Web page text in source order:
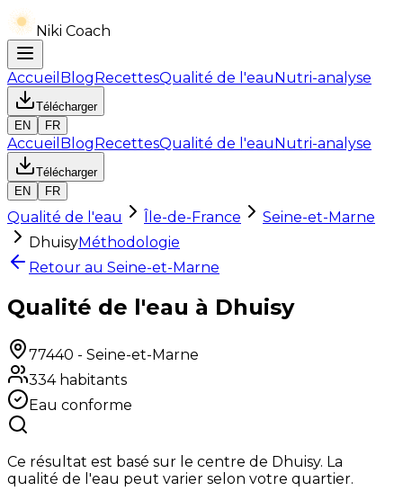
Niki Coach
Accueil BlogRecettesQualité de l'eauNutri-analyse
Télécharger
EN
FR
Accueil BlogRecettesQualité de l'eauNutri-analyse
Télécharger
EN
FR
Qualité de l'eau Île-de-France
Seine-et-Marne
DhuisyMéthodologie
Retour au Seine-et-Marne
Qualité de l'eau à Dhuisy
77440 - Seine-et-Marne
334habitants
Eau conforme
Ce résultat est basé sur le centre de Dhuisy. La
qualité de l'eau peut varier selon votre quartier.